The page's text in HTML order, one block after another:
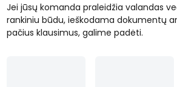
Jei jūsų komanda praleidžia valandas
rankiniu būdu, ieškodama dokumentų
pačius klausimus, galime padėti.